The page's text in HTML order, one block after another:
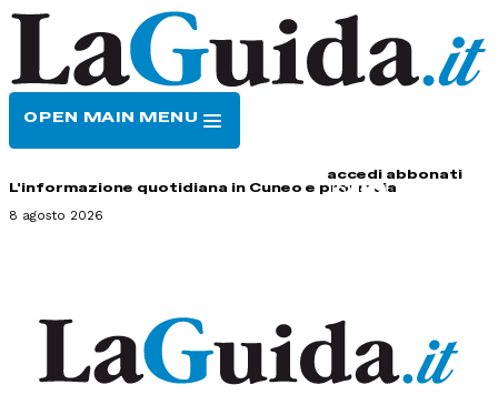
OPEN MAIN MENU
accedi abbonati
L'informazione quotidiana in Cuneo e provincia
8 agosto 2026